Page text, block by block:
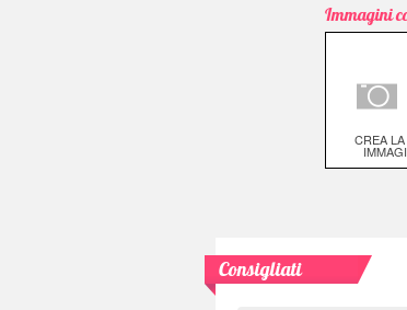
Immagini
CREA
Consigliati